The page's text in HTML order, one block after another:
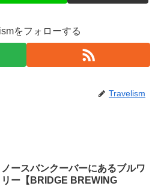
をフォローする
Travelism
ノースバンクーバーにあるブルワ
リー【BRIDGE BREWING